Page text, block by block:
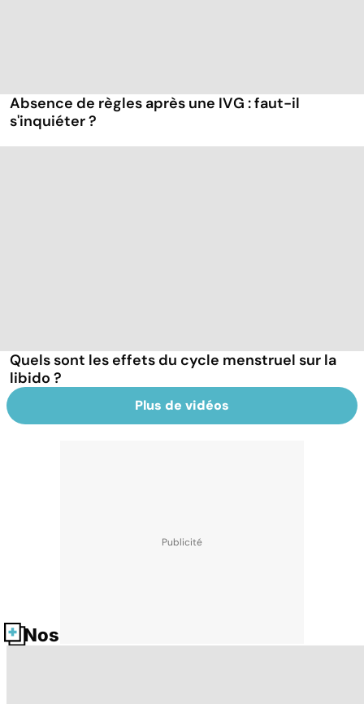
Absence de règles après une IVG : faut-il
s'inquiéter ?
Quels sont les effets du cycle menstruel sur la
libido ?
Plus de vidéos
Nos fiches santé